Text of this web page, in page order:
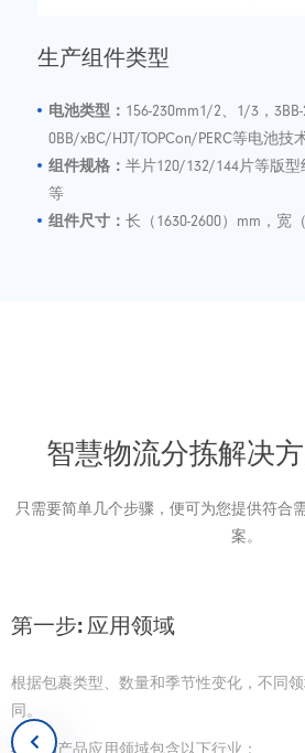
生产组件类型
电池类型： 156-230mm1/2、1/3，
0BB/xBC/HJT/TOPCon/PERC等电池技
组件规格： 半片120/132/144片等版
等
组件尺寸： 长（1630-2600）mm，宽
智慧物流分拣解决
只需要简单几个步骤，便可为您提供符合
案。
第一步: 应用领域
根据包裹类型、数量和季节性变化，不同
同。
我们的产品应用领域包含以下行业：